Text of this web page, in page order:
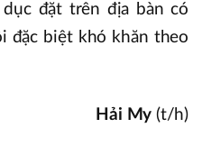
đặt trên địa bàn có
đặc biệt khó khăn theo
Hải My (t/h)